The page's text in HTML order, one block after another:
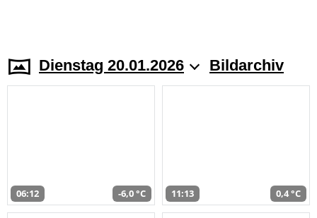
Dienstag 20.01.2026 Bildarchiv
06:12 -6,0 °C 11:13 0,4 °C